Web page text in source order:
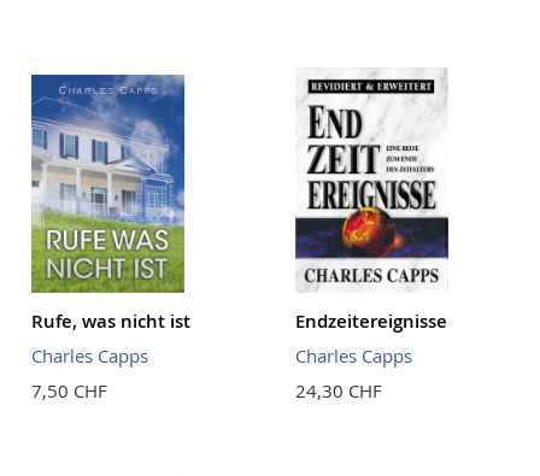
Rufe, was nicht ist
Charles Capps
7,50 CHF
Endzeitereignisse
Charles Capps
24,30 CHF